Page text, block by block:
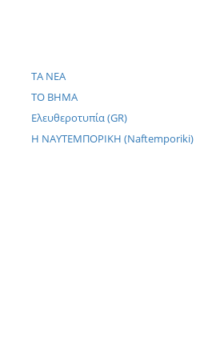
TA NEA
TO BHMA
Ελευθεροτυπία (GR)
Η NΑΥΤΕΜΠΟΡΙΚΗ (Naftemporiki)